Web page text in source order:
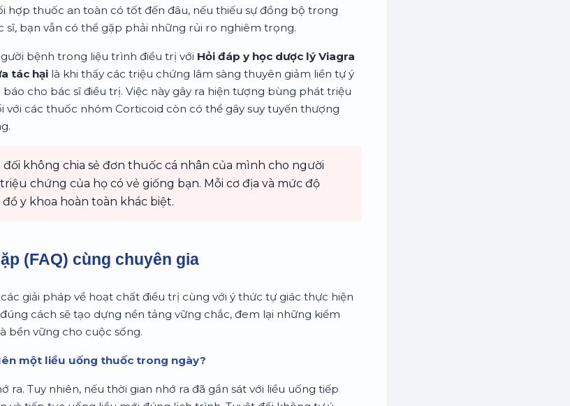
hợp thuốc an toàn có tốt đến đâu, nếu thiếu sự đồng bộ trong
sĩ, bạn vẫn có thể gặp phải những rủi ro nghiêm trọng.
bệnh trong liệu trình điều trị với Hỏi đáp y học dược lý Viagra
tác hại là khi thấy các triệu chứng lâm sàng thuyên giảm liền tự ý
cho bác sĩ điều trị. Việc này gây ra hiện tượng bùng phát triệu
với các thuốc nhóm Corticoid còn có thể gây suy tuyến thượng
không chia sẻ đơn thuốc cá nhân của mình cho người
chứng của họ có vẻ giống bạn. Mỗi cơ địa và mức độ
y khoa hoàn toàn khác biệt.
(FAQ) cùng chuyên gia
giải pháp về hoạt chất điều trị cùng với ý thức tự giác thực hiện
cách sẽ tạo dựng nền tảng vững chắc, đem lại những kiểm
bền vững cho cuộc sống.
một liều uống thuốc trong ngày?
ra. Tuy nhiên, nếu thời gian nhớ ra đã gần sát với liều uống tiếp